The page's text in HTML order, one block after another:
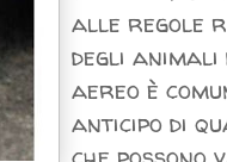
alle regole
degli animali
aereo è
anticipo di